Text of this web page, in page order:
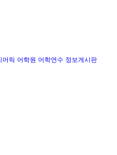
머릭 어학원 어학연수 정보게시판